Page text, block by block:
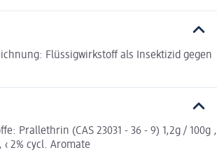
Flüssigwirkstoff als Insektizid gegen
Prallethrin (CAS 23031 - 36 - 9) 1,2g / 100g ,
‹ 2% cycl. Aromate